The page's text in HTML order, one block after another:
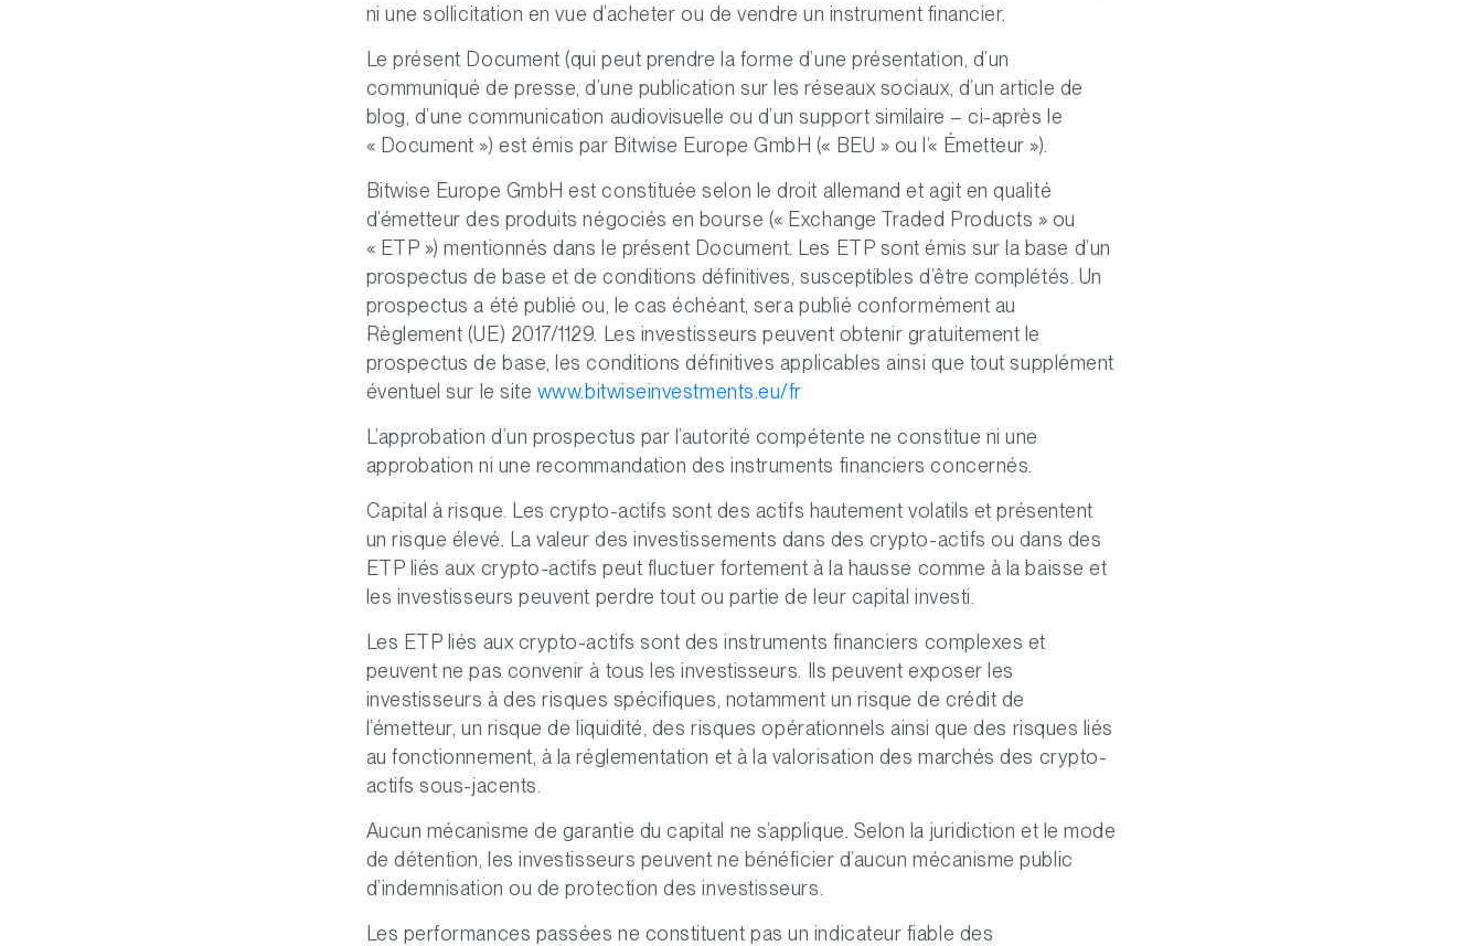
ni une sollicitation en vue d’acheter ou de vendre un instrument financier.
Le présent Document (qui peut prendre la forme d’une présentation, d’un
communiqué de presse, d’une publication sur les réseaux sociaux, d’un article de
blog, d’une communication audiovisuelle ou d’un support similaire – ci-après le
« Document ») est émis par Bitwise Europe GmbH (« BEU » ou l’« Émetteur »).
Bitwise Europe GmbH est constituée selon le droit allemand et agit en qualité
d’émetteur des produits négociés en bourse (« Exchange Traded Products » ou
« ETP ») mentionnés dans le présent Document. Les ETP sont émis sur la base d’un
prospectus de base et de conditions définitives, susceptibles d’être complétés. Un
prospectus a été publié ou, le cas échéant, sera publié conformément au
Règlement (UE) 2017/1129. Les investisseurs peuvent obtenir gratuitement le
prospectus de base, les conditions définitives applicables ainsi que tout supplément
éventuel sur le site www.bitwiseinvestments.eu/fr
L’approbation d’un prospectus par l’autorité compétente ne constitue ni une
approbation ni une recommandation des instruments financiers concernés.
Capital à risque. Les crypto-actifs sont des actifs hautement volatils et présentent
un risque élevé. La valeur des investissements dans des crypto-actifs ou dans des
ETP liés aux crypto-actifs peut fluctuer fortement à la hausse comme à la baisse et
les investisseurs peuvent perdre tout ou partie de leur capital investi.
Les ETP liés aux crypto-actifs sont des instruments financiers complexes et
peuvent ne pas convenir à tous les investisseurs. Ils peuvent exposer les
investisseurs à des risques spécifiques, notamment un risque de crédit de
l’émetteur, un risque de liquidité, des risques opérationnels ainsi que des risques liés
au fonctionnement, à la réglementation et à la valorisation des marchés des crypto-
actifs sous-jacents.
Aucun mécanisme de garantie du capital ne s’applique. Selon la juridiction et le mode
de détention, les investisseurs peuvent ne bénéficier d’aucun mécanisme public
d’indemnisation ou de protection des investisseurs.
Les performances passées ne constituent pas un indicateur fiable des